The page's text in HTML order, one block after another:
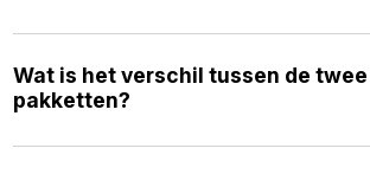
Wat is het verschil tussen de twee
pakketten?